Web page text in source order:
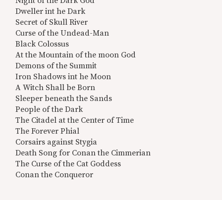
Dweller int he Dark
Secret of Skull River
Curse of the Undead-Man
Black Colossus
At the Mountain of the moon God
Demons of the Summit
Iron Shadows int he Moon
A Witch Shall be Born
Sleeper beneath the Sands
People of the Dark
The Citadel at the Center of Time
The Forever Phial
Corsairs against Stygia
Death Song for Conan the Cimmerian
The Curse of the Cat Goddess
Conan the Conqueror